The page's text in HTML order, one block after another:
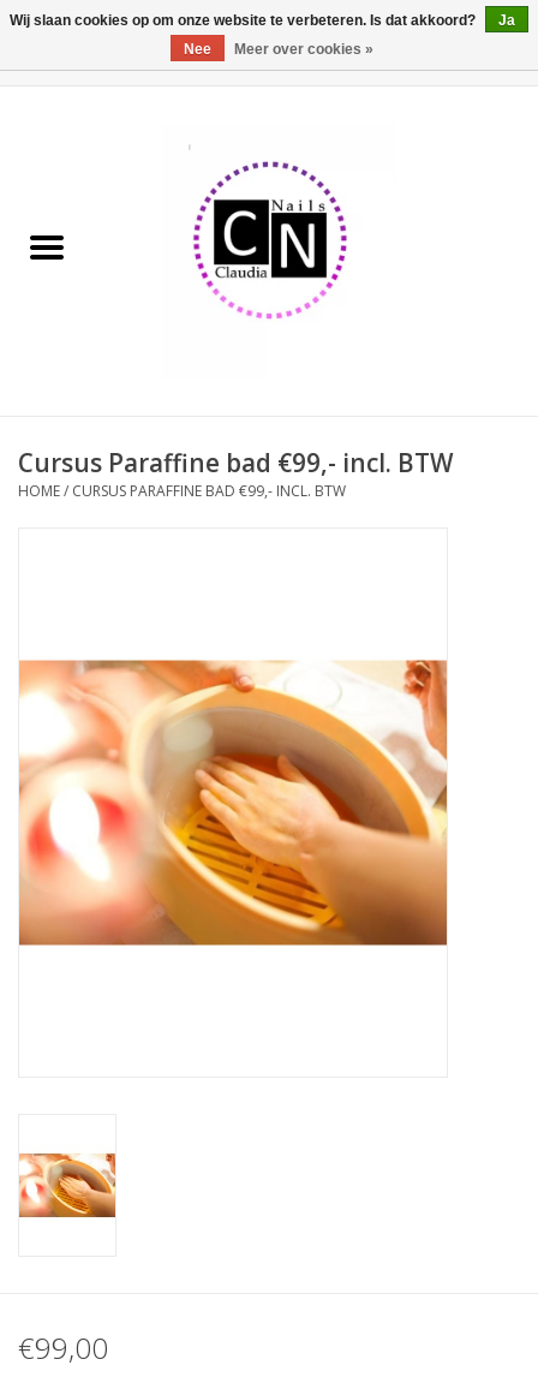
Pedicure producten
Acrylpoeder
Meubilair
NailArt Producten
Startpakketten
NIEUW! MBS Producten
Hema free line/Hypoallergenic
Cursus Paraffine bad €99,- incl. BTW
HOME/ CURSUS PARAFFINE BAD €99,- INCL. BTW
€99,00
Wij slaan cookies op om onze website te verbeteren. Is dat akkoord?
Ja
Nee
Meer over cookies »